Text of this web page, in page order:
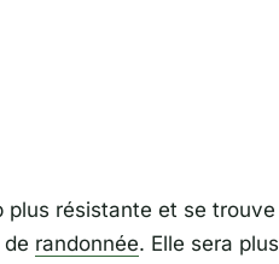
plus résistante et se trouve
randonnée. Elle sera plus